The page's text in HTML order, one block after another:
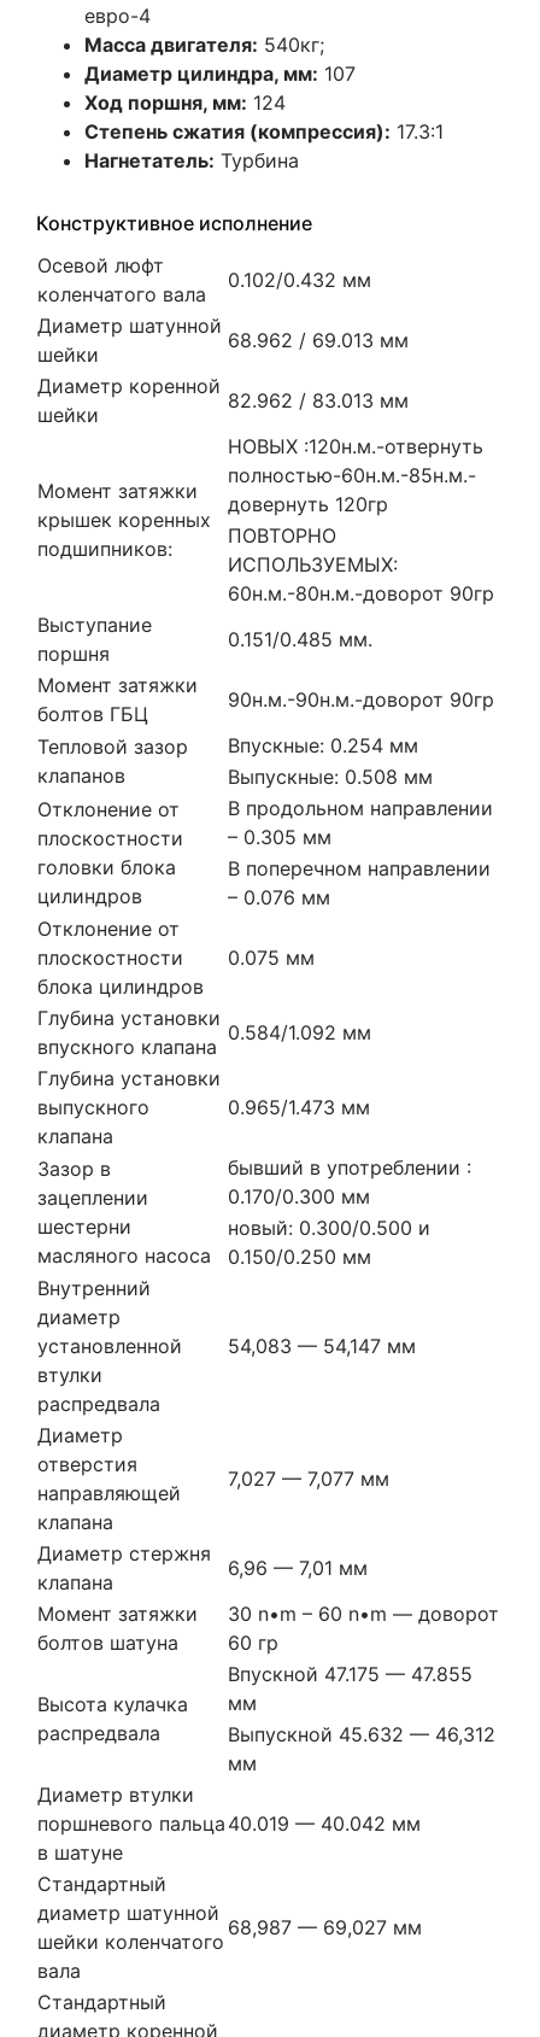
евро-4
Масса двигателя: 540кг;
Диаметр цилиндра, мм: 107
Ход поршня, мм: 124
Степень сжатия (компрессия): 17.3:1
Нагнетатель: Турбина
Конструктивное исполнение
Осевой люфт
коленчатого вала
0.102/0.432 мм
Диаметр шатунной
шейки
68.962 / 69.013 мм
Диаметр коренной
шейки
82.962 / 83.013 мм
Момент затяжки
крышек коренных
подшипников:
НОВЫХ :120н.м.-отвернуть
полностью-60н.м.-85н.м.-
довернуть 120гр
ПОВТОРНО
ИСПОЛЬЗУЕМЫХ:
60н.м.-80н.м.-доворот 90гр
Выступание
поршня
0.151/0.485 мм.
Момент затяжки
болтов ГБЦ
90н.м.-90н.м.-доворот 90гр
Тепловой зазор
клапанов
Впускные: 0.254 мм
Выпускные: 0.508 мм
Отклонение от
плоскостности
головки блока
цилиндров
В продольном направлении
– 0.305 мм
В поперечном направлении
– 0.076 мм
Отклонение от
плоскостности
блока цилиндров
0.075 мм
Глубина установки
впускного клапана
0.584/1.092 мм
Глубина установки
выпускного
клапана
0.965/1.473 мм
Зазор в
зацеплении
шестерни
масляного насоса
бывший в употреблении :
0.170/0.300 мм
новый: 0.300/0.500 и
0.150/0.250 мм
Внутренний
диаметр
установленной
втулки
распредвала
54,083 — 54,147 мм
Диаметр
отверстия
направляющей
клапана
7,027 — 7,077 мм
Диаметр стержня
клапана
6,96 — 7,01 мм
Момент затяжки
болтов шатуна
30 n•m – 60 n•m — доворот
60 гр
Высота кулачка
распредвала
Впускной 47.175 — 47.855
мм
Выпускной 45.632 — 46,312
мм
Диаметр втулки
поршневого пальца
в шатуне
40.019 — 40.042 мм
Стандартный
диаметр шатунной
шейки коленчатого
вала
68,987 — 69,027 мм
Стандартный
диаметр коренной